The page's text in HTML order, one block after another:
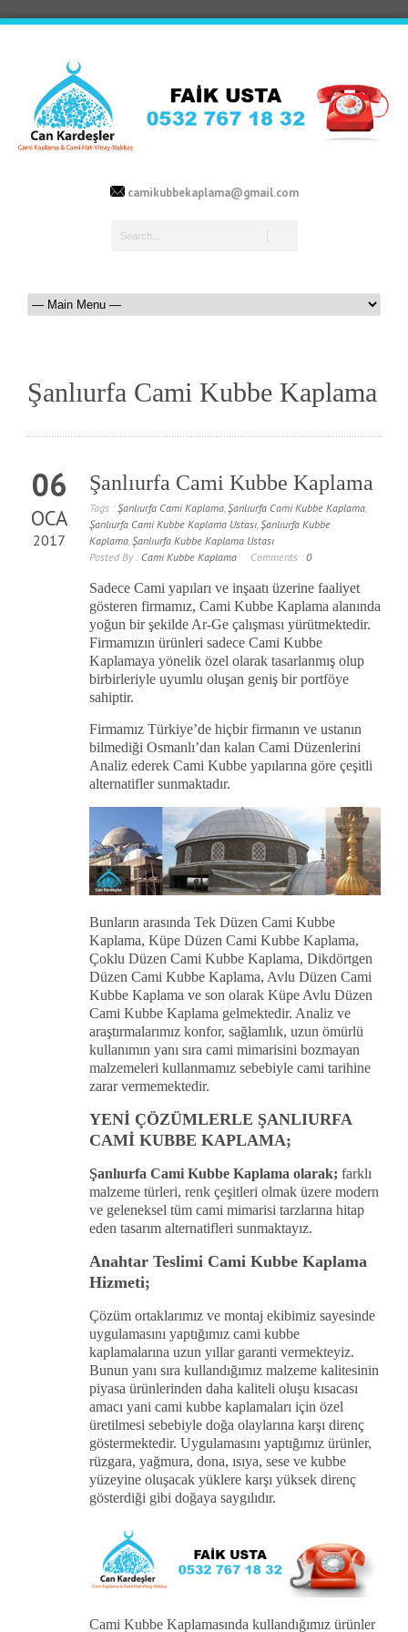
camikubbekaplama@gmail.com
Şanlıurfa Cami Kubbe Kaplama
06
OCA
2017
Şanlıurfa Cami Kubbe Kaplama
Tags : Şanlıurfa Cami Kaplama Şanlıurfa Cami Kubbe Kaplama
Şanlıurfa Cami Kubbe Kaplama Ustası Şanlıurfa Kubbe
Kaplama Şanlıurfa Kubbe Kaplama Ustası
Posted By : Cami Kubbe Kaplama Comments : 0
Sadece Cami yapıları ve inşaatı üzerine faaliyet
gösteren firmamız, Cami Kubbe Kaplama alanında
yoğun bir şekilde Ar-Ge çalışması yürütmektedir.
Firmamızın ürünleri sadece Cami Kubbe
Kaplamaya yönelik özel olarak tasarlanmış olup
birbirleriyle uyumlu oluşan geniş bir portföye
sahiptir.
Firmamız Türkiye’de hiçbir firmanın ve ustanın
bilmediği Osmanlı’dan kalan Cami Düzenlerini
Analiz ederek Cami Kubbe yapılarına göre çeşitli
alternatifler sunmaktadır.
Bunların arasında Tek Düzen Cami Kubbe
Kaplama, Küpe Düzen Cami Kubbe Kaplama,
Çoklu Düzen Cami Kubbe Kaplama, Dikdörtgen
Düzen Cami Kubbe Kaplama, Avlu Düzen Cami
Kubbe Kaplama ve son olarak Küpe Avlu Düzen
Cami Kubbe Kaplama gelmektedir. Analiz ve
araştırmalarımız konfor, sağlamlık, uzun ömürlü
kullanımın yanı sıra cami mimarisini bozmayan
malzemeleri kullanmamız sebebiyle cami tarihine
zarar vermemektedir.
YENİ ÇÖZÜMLERLE ŞANLIURFA
CAMİ KUBBE KAPLAMA;
Şanlıurfa Cami Kubbe Kaplama olarak; farklı
malzeme türleri, renk çeşitleri olmak üzere modern
ve geleneksel tüm cami mimarisi tarzlarına hitap
eden tasarım alternatifleri sunmaktayız.
Anahtar Teslimi Cami Kubbe Kaplama
Hizmeti;
Çözüm ortaklarımız ve montaj ekibimiz sayesinde
uygulamasını yaptığımız cami kubbe
kaplamalarına uzun yıllar garanti vermekteyiz.
Bunun yanı sıra kullandığımız malzeme kalitesinin
piyasa ürünlerinden daha kaliteli oluşu kısacası
amacı yani cami kubbe kaplamaları için özel
üretilmesi sebebiyle doğa olaylarına karşı direnç
göstermektedir. Uygulamasını yaptığımız ürünler,
rüzgara, yağmura, dona, ısıya, sese ve kubbe
yüzeyine oluşacak yüklere karşı yüksek direnç
gösterdiği gibi doğaya saygılıdır.
Cami Kubbe Kaplamasında kullandığımız ürünler